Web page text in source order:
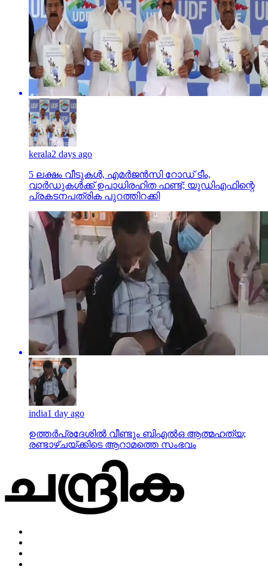
kerala2 days ago
5 ലക്ഷം വീടുകള്‍, എമര്‍ജന്‍സി റോഡ് ടീം,
വാര്‍ഡുകള്‍ക്ക് ഉപാധിരഹിത ഫണ്ട്; യുഡിഎഫിന്റെ
പ്രകടനപത്രിക പുറത്തിറക്കി
india1 day ago
ഉത്തര്‍പ്രദേശില്‍ വീണ്ടും ബിഎല്‍ഒ ആത്മഹത്യ;
രണ്ടാഴ്ചയ്ക്കിടെ ആറാമത്തെ സംഭവം